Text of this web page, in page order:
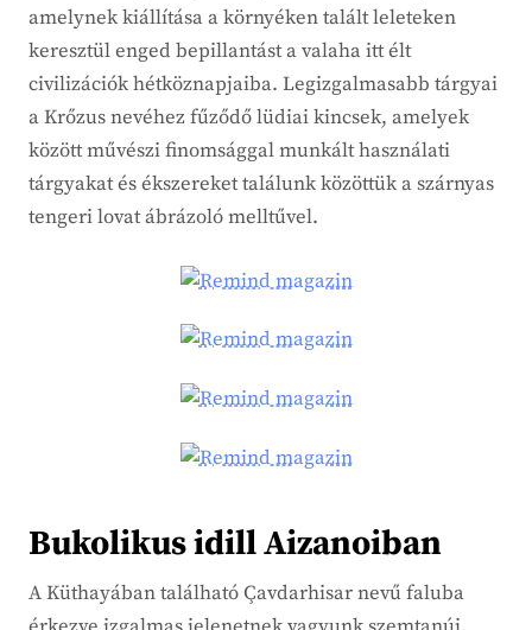
amelynek kiállítása a környéken talált leleteken
keresztül enged bepillantást a valaha itt élt
civilizációk hétköznapjaiba. Legizgalmasabb tárgyai
a Krőzus nevéhez fűződő lüdiai kincsek, amelyek
között művészi finomsággal munkált használati
tárgyakat és ékszereket találunk közöttük a szárnyas
tengeri lovat ábrázoló melltűvel.
Bukolikus idill Aizanoiban
A Küthayában található Çavdarhisar nevű faluba